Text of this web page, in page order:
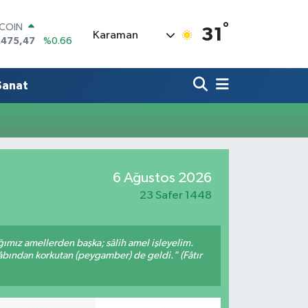
%0.66
%0.06
ALTIN
%0.39
Karaman 31 °
6 Ağustos 2026
23 Safer 1448
amellerden başka; sâlih amel işleyelim.
korkutan (peygamber) de geldi." (Fâtır